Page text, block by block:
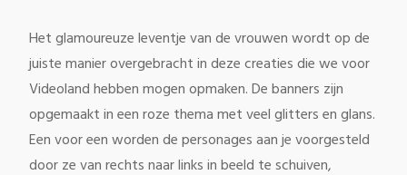
Het glamoureuze leventje van de vrouwen wordt op de
juiste manier overgebracht in deze creaties die we voor
Videoland hebben mogen opmaken. De banners zijn
opgemaakt in een roze thema met veel glitters en glans.
Een voor een worden de personages aan je voorgesteld
door ze van rechts naar links in beeld te schuiven,